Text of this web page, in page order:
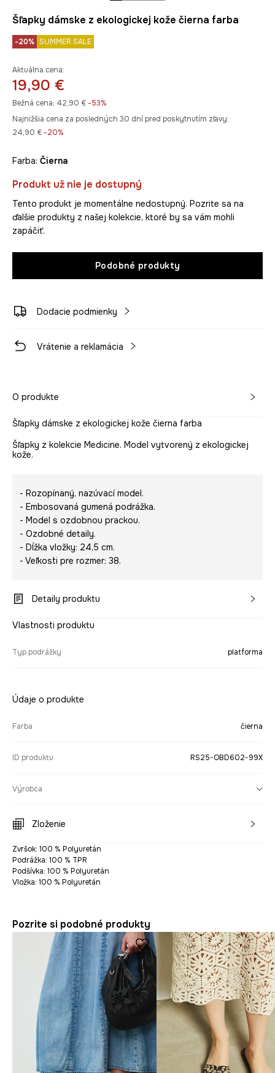
Šľapky dámske z ekologickej kože čierna farba
-20% SUMMER SALE
Aktuálna cena:
19,90 €
Bežná cena: 42,90 € -53%
Najnižšia cena za posledných 30 dní pred poskytnutím zľavy:
24,90 € -20%
Farba: čierna
Produkt už nie je dostupný
Tento produkt je momentálne nedostupný. Pozrite sa na
ďalšie produkty z našej kolekcie, ktoré by sa vám mohli
zapáčiť.
Podobné produkty
Dodacie podmienky
Vrátenie a reklamácia
O produkte
Šľapky dámske z ekologickej kože čierna farba
Šľapky z kolekcie Medicine. Model vytvorený z ekologickej
kože.
- Rozopínaný, nazúvací model.
- Embosovaná gumená podrážka.
- Model s ozdobnou prackou.
- Ozdobné detaily.
- Dĺžka vložky: 24,5 cm.
- Veľkosti pre rozmer: 38.
Detaily produktu
Vlastnosti produktu
Typ podrážky platforma
Údaje o produkte
Farba čierna
ID produktu RS25-OBD602-99X
Výrobca
Zloženie
Zvršok: 100 % Polyuretán
Podrážka: 100 % TPR
Podšívka: 100 % Polyuretán
Vložka: 100 % Polyuretán
Pozrite si podobné produkty